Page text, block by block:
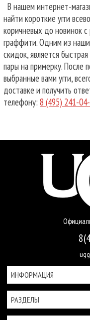
В нашем интернет-
найти короткие угги
коричневых до новинок
граффити. Одним из
скидок, является
пары на примерку. После
выбранные вами угги,
доставке и получить
телефону: 8 (495) 241-
ИНФОРМАЦИЯ
РАЗДЕЛЫ